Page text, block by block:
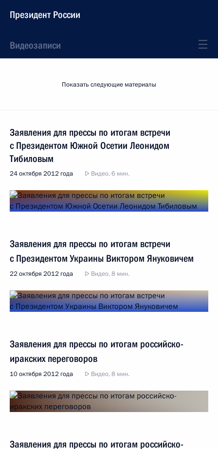
Президент России
Видеозаписи
Показать следующие материалы
Заявления для прессы по итогам встречи
с Президентом Южной Осетии Леонидом
Тибиловым
24 октября 2012 года Видео, 6 мин.
Заявления для прессы по итогам встречи
с Президентом Украины Виктором Януковичем
22 октября 2012 года Видео, 8 мин.
Заявления для прессы по итогам российско-
иракских переговоров
10 октября 2012 года Видео, 8 мин.
Заявления для прессы по итогам российско-